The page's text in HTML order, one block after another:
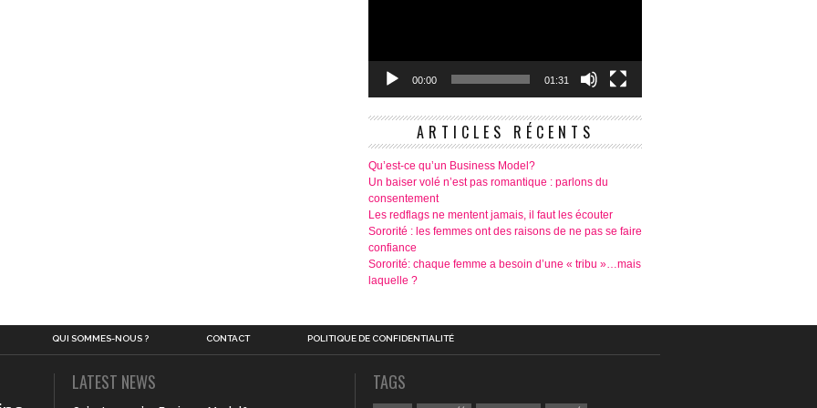
00:00 01:31
ARTICLES RÉCENTS
Qu’est-ce qu’un Business Model?
Un baiser volé n’est pas romantique : parlons du
consentement
Les redflags ne mentent jamais, il faut les écouter
Sororité : les femmes ont des raisons de ne pas se faire
confiance
Sororité: chaque femme a besoin d’une « tribu »…mais
laquelle ?
QUI SOMMES-NOUS ? CONTACT POLITIQUE DE CONFIDENTIALITÉ
LATEST NEWS TAGS